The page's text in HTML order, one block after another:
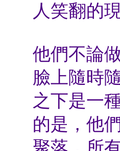
人笑翻的
他們不論
臉上隨時
之下是一
的是，他